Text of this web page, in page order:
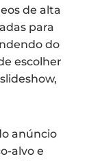
de alta
para
do
escolher
anúncio
alvo e